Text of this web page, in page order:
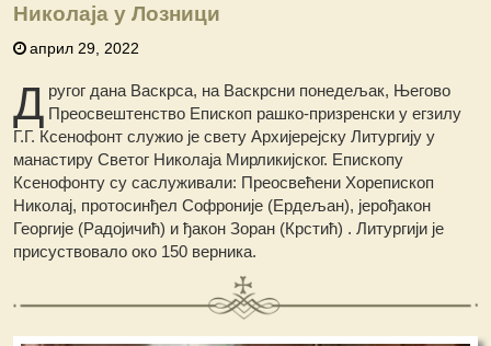
Николаја у Лозници
април 29, 2022
Д ругог дана Васкрса, на Васкрсни понедељак, Његово
Преосвештенство Епископ рашко-призренски у егзилу
Г.Г. Ксенофонт служио је свету Архијерејску Литургију у
манастиру Светог Николаја Мирликијског. Епископу
Ксенофонту су саслуживали: Преосвећени Хорепископ
Николај, протосинђел Софроније (Ердељан), јерођакон
Георгијe (Радојичић) и ђакон Зоран (Крстић) . Литургији је
присуствовало око 150 верника.